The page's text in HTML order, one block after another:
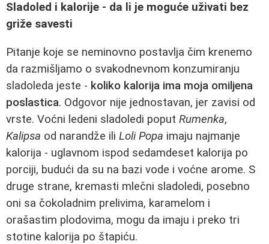
Sladoled i kalorije - da li je moguće uživati bez
griže savesti
Pitanje koje se neminovno postavlja čim krenemo
da razmišljamo o svakodnevnom konzumiranju
sladoleda jeste - koliko kalorija ima moja omiljena
poslastica. Odgovor nije jednostavan, jer zavisi od
vrste. Voćni ledeni sladoledi poput Rumenka,
Kalipsa od narandže ili Loli Popa imaju najmanje
kalorija - uglavnom ispod sedamdeset kalorija po
porciji, budući da su na bazi vode i voćne arome. S
druge strane, kremasti mlečni sladoledi, posebno
oni sa čokoladnim prelivima, karamelom i
orašastim plodovima, mogu da imaju i preko tri
stotine kalorija po štapiću.